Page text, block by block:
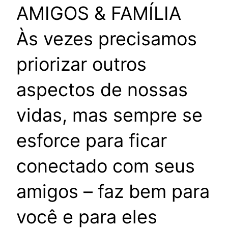
AMIGOS & FAMÍLIA
Às vezes precisamos
priorizar outros
aspectos de nossas
vidas, mas sempre se
esforce para ficar
conectado com seus
amigos – faz bem para
você e para eles